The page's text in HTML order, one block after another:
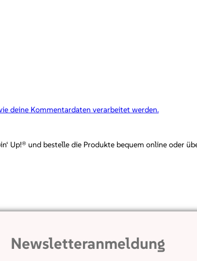
deine Kommentardaten verarbeitet werden.
Up!® und bestelle die Produkte bequem online oder
Newsletteranmeldung